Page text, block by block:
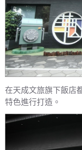
在天成文旅旗下飯店
特色進行打造。